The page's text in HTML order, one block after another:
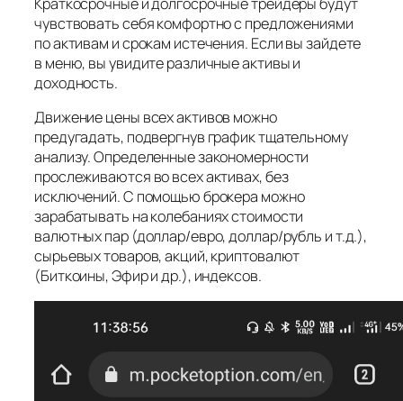
чувствовать себя комфортно с предложениями
по активам и срокам истечения. Если вы зайдете
в меню, вы увидите различные активы и
доходность.
Движение цены всех активов можно
предугадать, подвергнув график тщательному
анализу. Определенные закономерности
прослеживаются во всех активах, без
исключений. С помощью брокера можно
зарабатывать на колебаниях стоимости
валютных пар (доллар/евро, доллар/рубль и т.д.),
сырьевых товаров, акций, криптовалют
(Биткоины, Эфир и др.), индексов.